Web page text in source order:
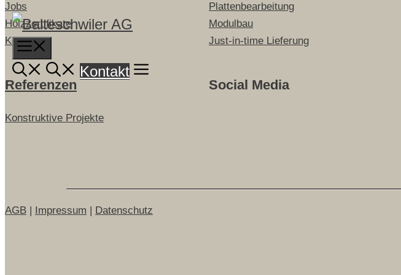
Kontakt
Jobs
Holzzertifikate
Kontakt
Plattenbearbeitung
Modulbau
Just-in-time Lieferung
Referenzen
Konstruktive Projekte
Social Media
AGB | Impressum | Datenschutz